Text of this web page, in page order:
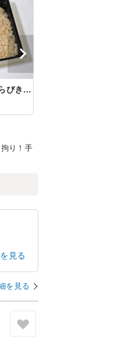
【にくとごはん】あらびきハンバーグの...
り！手
がす
の用
見る
を見る